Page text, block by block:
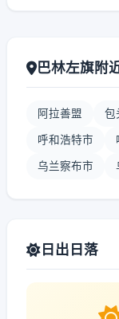
巴林左旗附
阿拉善盟 包
呼和浩特市
乌兰察布市
日出日落